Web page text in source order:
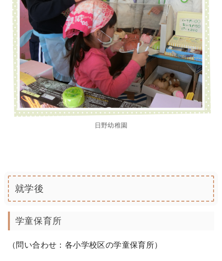
日野幼稚園
就学後
学童保育所
（問い合わせ：各小学校区の学童保育所）